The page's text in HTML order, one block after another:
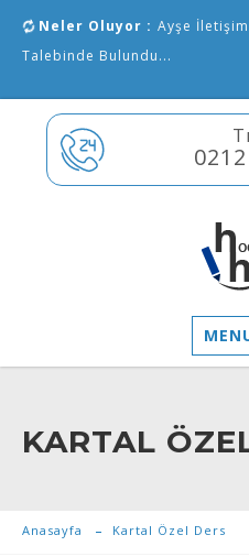
Neler Oluyor : Ayşe
Talebinde Bulundu...
KARTAL
Anasayfa Kartal Özel Ders